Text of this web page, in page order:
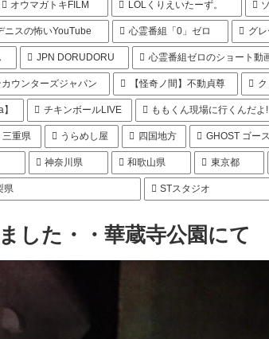
オウマガトキFILM LOLくりえいたーず。
ニスの怖いYouTube 心霊番組「0」ゼロ グ
JPN DORUDORU 心霊番組ゼロのショート動
ウンターズジャパン 【怪奇ノ間】不動貞尊
チキンボールLIVE ももくん現場に行くんだよ!
三重県 うらめし屋 四国地方 GHOST ゴー
神奈川県 和歌山県 東京都
県 STスタジオ
した・・華蔵寺公園にて